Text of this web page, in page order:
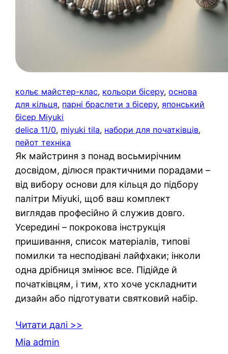
кольє майстер-клас, кольори бісеру, основа
для кільця, парні браслети з бісеру, японський
бісер Miyuki
delica 11/0, miyuki tila, набори для початківців
пейот техніка
Як майстриня з понад восьмирічним
досвідом, ділюся практичними порадами –
від вибору основи для кільця до підбору
палітри Miyuki, щоб ваш комплект
виглядав професійно й служив довго.
Усередині – покрокова інструкція
пришивання, список матеріалів, типові
помилки та несподівані лайфхаки; інколи
одна дрібниця змінює все. Підійде й
початківцям, і тим, хто хоче ускладнити
дизайн або підготувати святковий набір.
Читати далі >>
Mia admin